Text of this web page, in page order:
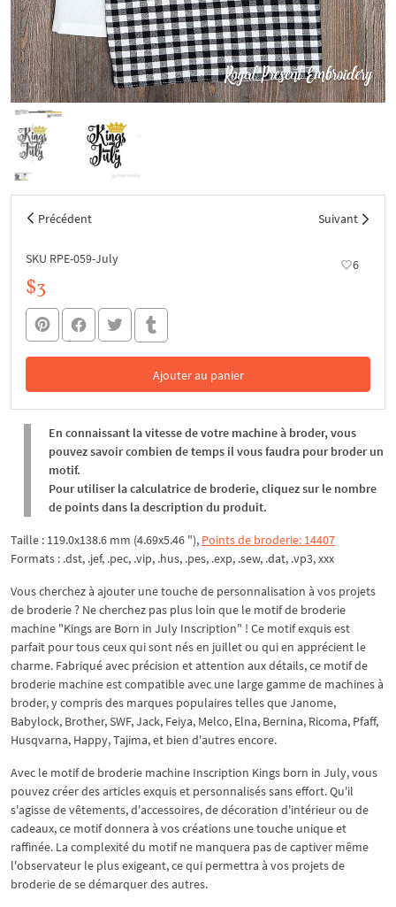
Précédent Suivant
SKU RPE-059-July 6
$3
Ajouter au panier
Dans le panier
En connaissant la vitesse de votre machine à broder, vous
pouvez savoir combien de temps il vous faudra pour broder un
motif.
Pour utiliser la calculatrice de broderie, cliquez sur le nombre
de points dans la description du produit.
Taille : 119.0x138.6 mm (4.69x5.46 "), Points de broderie: 14407
Formats : .dst, .jef, .pec, .vip, .hus, .pes, .exp, .sew, .dat, .vp3, xxx
Vous cherchez à ajouter une touche de personnalisation à vos projets
de broderie ? Ne cherchez pas plus loin que le motif de broderie
machine "Kings are Born in July Inscription" ! Ce motif exquis est
parfait pour tous ceux qui sont nés en juillet ou qui en apprécient le
charme. Fabriqué avec précision et attention aux détails, ce motif de
broderie machine est compatible avec une large gamme de machines à
broder, y compris des marques populaires telles que Janome,
Babylock, Brother, SWF, Jack, Feiya, Melco, Elna, Bernina, Ricoma, Pfaff,
Husqvarna, Happy, Tajima, et bien d'autres encore.
Avec le motif de broderie machine Inscription Kings born in July, vous
pouvez créer des articles exquis et personnalisés sans effort. Qu'il
s'agisse de vêtements, d'accessoires, de décoration d'intérieur ou de
cadeaux, ce motif donnera à vos créations une touche unique et
raffinée. La complexité du motif ne manquera pas de captiver même
l'observateur le plus exigeant, ce qui permettra à vos projets de
broderie de se démarquer des autres.